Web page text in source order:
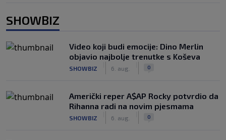
SHOWBIZ
Video koji budi emocije: Dino Merlin
objavio najbolje trenutke s Koševa
SHOWBIZ 6. aug. 0
Američki reper A$AP Rocky potvrdio da
Rihanna radi na novim pjesmama
SHOWBIZ 6. aug. 0